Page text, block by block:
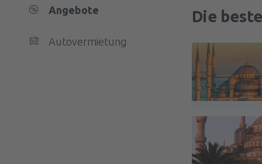
Angebote
Autovermietung
Die